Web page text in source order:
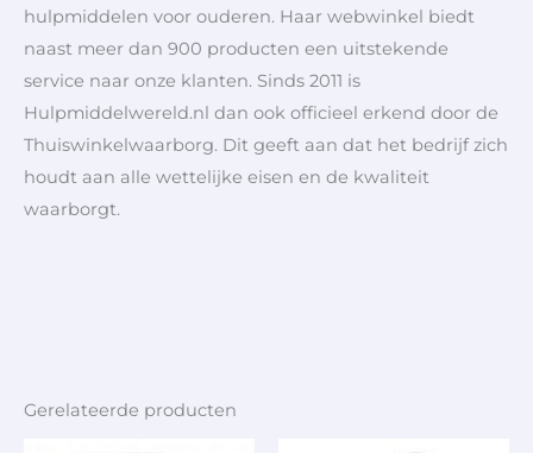
hulpmiddelen voor ouderen. Haar webwinkel biedt
naast meer dan 900 producten een uitstekende
service naar onze klanten. Sinds 2011 is
Hulpmiddelwereld.nl dan ook officieel erkend door de
Thuiswinkelwaarborg. Dit geeft aan dat het bedrijf zich
houdt aan alle wettelijke eisen en de kwaliteit
waarborgt.
Gerelateerde producten